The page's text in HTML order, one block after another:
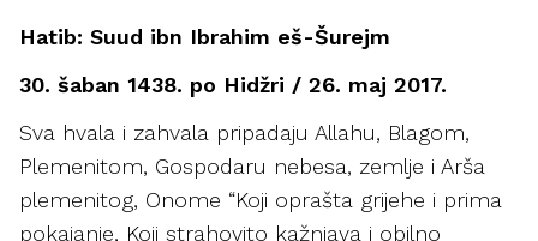
Hatib: Suud ibn Ibrahim eš-Šurejm
30. šaban 1438. po Hidžri / 26. maj 2017.
Sva hvala i zahvala pripadaju Allahu, Blagom,
Plemenitom, Gospodaru nebesa, zemlje i Arša
plemenitog, Onome “Koji oprašta grijehe i prima
pokajanje, Koji strahovito kažnjava i obilno